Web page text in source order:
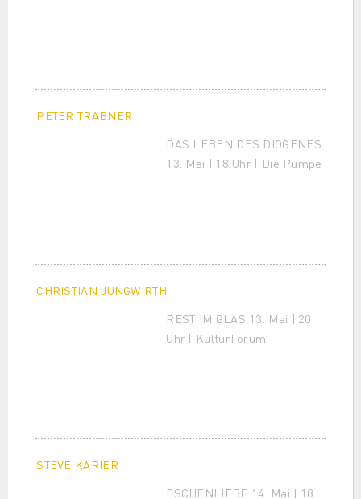
PETER TRABNER
DAS LEBEN DES DIOGENES
13. Mai | 18 Uhr | Die Pumpe
CHRISTIAN JUNGWIRTH
REST IM GLAS 13. Mai | 20
Uhr | KulturForum
STEVE KARIER
ESCHENLIEBE 14. Mai | 18